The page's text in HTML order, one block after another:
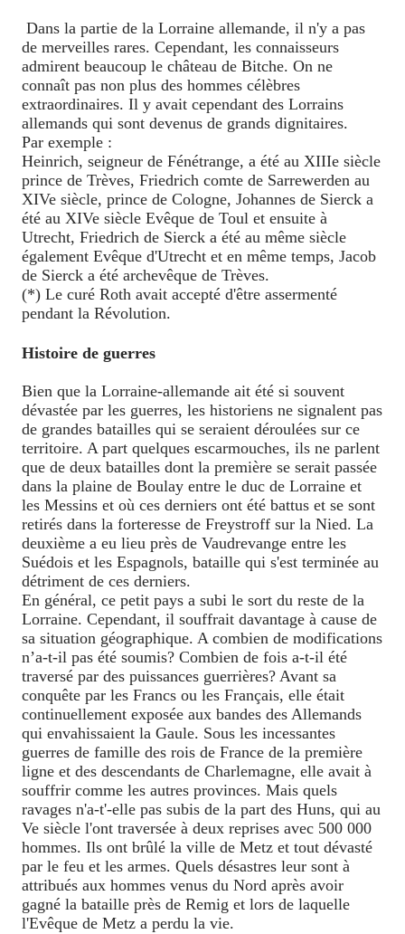
Dans la partie de la Lorraine allemande, il n'y a pas
de merveilles rares. Cependant, les connaisseurs
admirent beaucoup le château de Bitche. On ne
connaît pas non plus des hommes célèbres
extraordinaires. Il y avait cependant des Lorrains
allemands qui sont devenus de grands dignitaires.
Par exemple :
Heinrich, seigneur de Fénétrange, a été au XIIIe siècle
prince de Trèves, Friedrich comte de Sarrewerden au
XIVe siècle, prince de Cologne, Johannes de Sierck a
été au XIVe siècle Evêque de Toul et ensuite à
Utrecht, Friedrich de Sierck a été au même siècle
également Evêque d'Utrecht et en même temps, Jacob
de Sierck a été archevêque de Trèves.
(*) Le curé Roth avait accepté d'être assermenté
pendant la Révolution.
Histoire de guerres
Bien que la Lorraine-allemande ait été si souvent
dévastée par les guerres, les historiens ne signalent pas
de grandes batailles qui se seraient déroulées sur ce
territoire. A part quelques escarmouches, ils ne parlent
que de deux batailles dont la première se serait passée
dans la plaine de Boulay entre le duc de Lorraine et
les Messins et où ces derniers ont été battus et se sont
retirés dans la forteresse de Freystroff sur la Nied. La
deuxième a eu lieu près de Vaudrevange entre les
Suédois et les Espagnols, bataille qui s'est terminée au
détriment de ces derniers.
En général, ce petit pays a subi le sort du reste de la
Lorraine. Cependant, il souffrait davantage à cause de
sa situation géographique. A combien de modifications
n’a-t-il pas été soumis? Combien de fois a-t-il été
traversé par des puissances guerrières? Avant sa
conquête par les Francs ou les Français, elle était
continuellement exposée aux bandes des Allemands
qui envahissaient la Gaule. Sous les incessantes
guerres de famille des rois de France de la première
ligne et des descendants de Charlemagne, elle avait à
souffrir comme les autres provinces. Mais quels
ravages n'a-t'-elle pas subis de la part des Huns, qui au
Ve siècle l'ont traversée à deux reprises avec 500 000
hommes. Ils ont brûlé la ville de Metz et tout dévasté
par le feu et les armes. Quels désastres leur sont à
attribués aux hommes venus du Nord après avoir
gagné la bataille près de Remig et lors de laquelle
l'Evêque de Metz a perdu la vie.